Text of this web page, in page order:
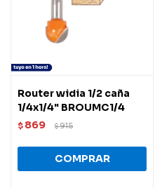
Router widia 1/2 caña
1/4x1/4" BROUMC1/4
$ 869 $915